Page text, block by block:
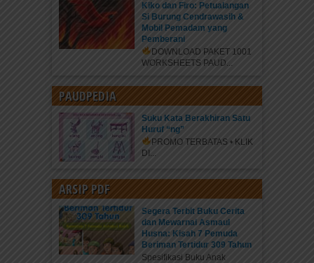
Kiko dan Firo: Petualangan
Si Burung Cendrawasih &
Mobil Pemadam yang
Pemberani
DOWNLOAD PAKET 1001
WORKSHEETS PAUD...
PAUDPEDIA
Suku Kata Berakhiran Satu
Huruf “ng”
PROMO TERBATAS • KLIK
DI...
ARSIP PDF
Segera Terbit Buku Cerita
dan Mewarnai Asmaul
Husna: Kisah 7 Pemuda
Beriman Tertidur 309 Tahun
Spesifikasi Buku Anak